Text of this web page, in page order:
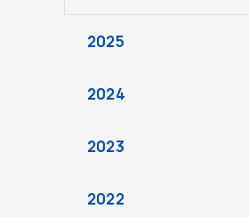
2025
2024
2023
2022